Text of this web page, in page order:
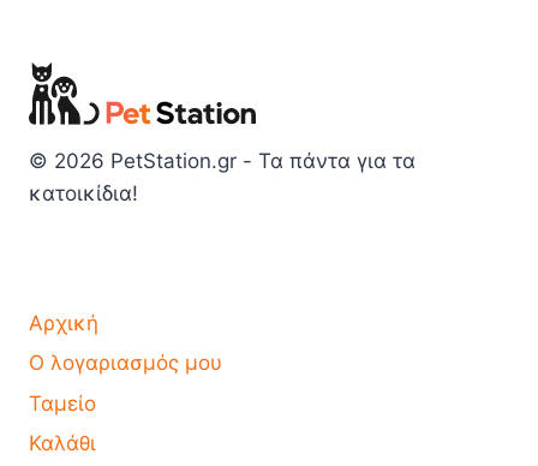
© 2026 PetStation.gr - Τα πάντα για τα
κατοικίδια!
Αρχική
Ο λογαριασμός μου
Ταμείο
Καλάθι